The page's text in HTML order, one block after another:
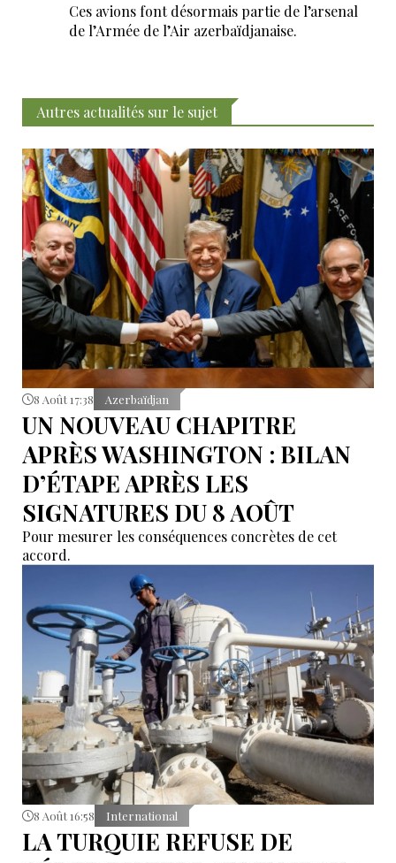
Ces avions font désormais partie de l’arsenal
de l’Armée de l’Air azerbaïdjanaise.
Autres actualités sur le sujet
8 Août 17:38 Azerbaïdjan
UN NOUVEAU CHAPITRE
APRÈS WASHINGTON : BILAN
D’ÉTAPE APRÈS LES
SIGNATURES DU 8 AOÛT
Pour mesurer les conséquences concrètes de cet
accord.
8 Août 16:58 International
LA TURQUIE REFUSE DE